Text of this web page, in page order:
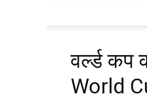
वर्ल्ड कप
World